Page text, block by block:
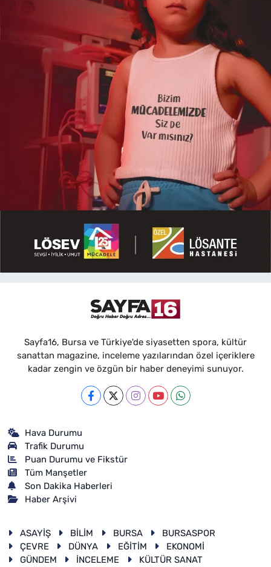
Sayfa16, Bursa ve Türkiye'de siyasetten spora, kültür
sanattan magazine, inceleme yazılarından özel içeriklere
kadar zengin ve özgün bir haber deneyimi sunuyor.
Hava Durumu
Trafik Durumu
Puan Durumu ve Fikstür
Tüm Manşetler
Son Dakika Haberleri
Haber Arşivi
ASAYİŞ BİLİM BURSA
BURSASPOR
ÇEVRE
DÜNYA EĞİTİM
EKONOMİ
GÜNDEM
İNCELEME KÜLTÜR SANAT